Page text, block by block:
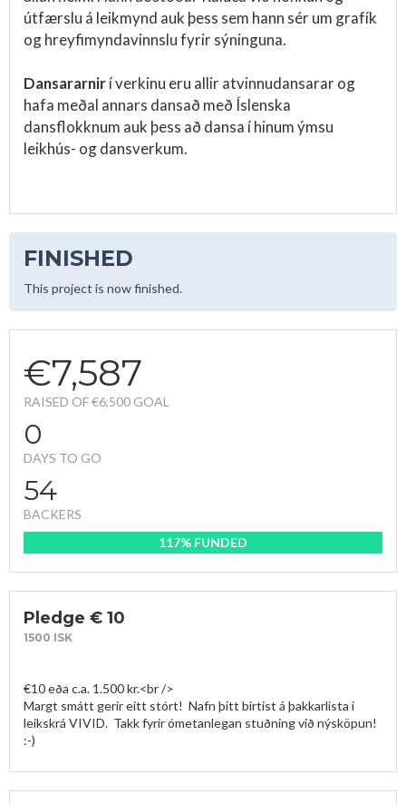
útfærslu á leikmynd auk þess sem hann sér um grafík
og hreyfimyndavinnslu fyrir sýninguna.
Dansararnirí verkinu eru allir atvinnudansarar og
hafa meðal annars dansað með Íslenska
dansflokknum auk þess að dansa í hinum ýmsu
leikhús- og dansverkum.
FINISHED
This project is now finished.
€7,587
RAISED OF €6,500 GOAL
0
DAYS TO GO
54
BACKERS
117% FUNDED
Pledge € 10
1500 ISK
€10 eða c.a. 1.500 kr.<br />
Margt smátt gerir eitt stórt!  Nafn þitt birtist á þakkarlista í
leikskrá VIVID.  Takk fyrir ómetanlegan stuðning við nýsköpun!
:-)